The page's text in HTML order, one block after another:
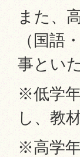
また、
（国語
事とい
※低学
し、教
※高学